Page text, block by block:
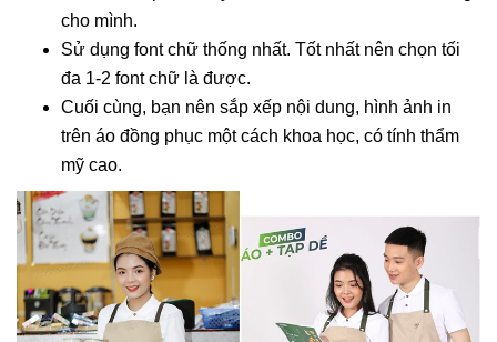
cho mình.
Sử dụng font chữ thống nhất. Tốt nhất nên chọn tối
đa 1-2 font chữ là được.
Cuối cùng, bạn nên sắp xếp nội dung, hình ảnh in
trên áo đồng phục một cách khoa học, có tính thẩm
mỹ cao.